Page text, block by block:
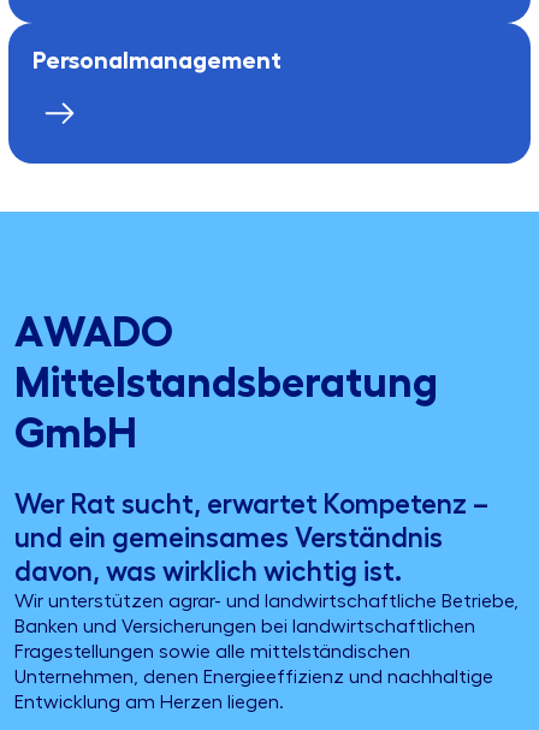
Personalmanagement
AWADO
Mittelstandsberatung
GmbH
Wer Rat sucht, erwartet Kompetenz –
und ein gemeinsames Verständnis
davon, was wirklich wichtig ist.
Wir unterstützen agrar- und landwirtschaftliche Betriebe,
Banken und Versicherungen bei landwirtschaftlichen
Fragestellungen sowie alle mittelständischen
Unternehmen, denen Energieeffizienz und nachhaltige
Entwicklung am Herzen liegen.